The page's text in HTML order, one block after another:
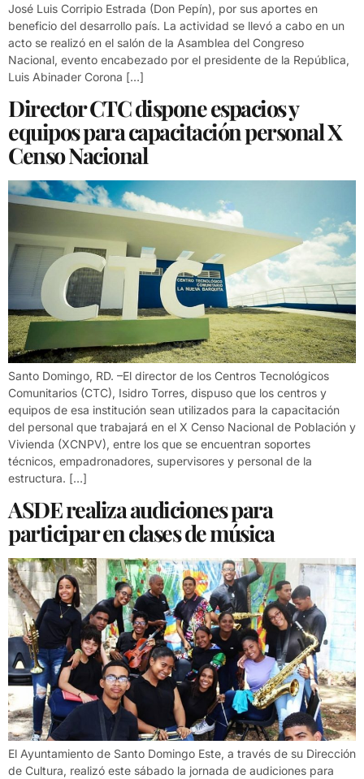
José Luis Corripio Estrada (Don Pepín), por sus aportes en
beneficio del desarrollo país. La actividad se llevó a cabo en un
acto se realizó en el salón de la Asamblea del Congreso
Nacional, evento encabezado por el presidente de la República,
Luis Abinader Corona […]
Director CTC dispone espacios y
equipos para capacitación personal X
Censo Nacional
Santo Domingo, RD. –El director de los Centros Tecnológicos
Comunitarios (CTC), Isidro Torres, dispuso que los centros y
equipos de esa institución sean utilizados para la capacitación
del personal que trabajará en el X Censo Nacional de Población y
Vivienda (XCNPV), entre los que se encuentran soportes
técnicos, empadronadores, supervisores y personal de la
estructura. […]
ASDE realiza audiciones para
participar en clases de música
El Ayuntamiento de Santo Domingo Este, a través de su Dirección
de Cultura, realizó este sábado la jornada de audiciones para